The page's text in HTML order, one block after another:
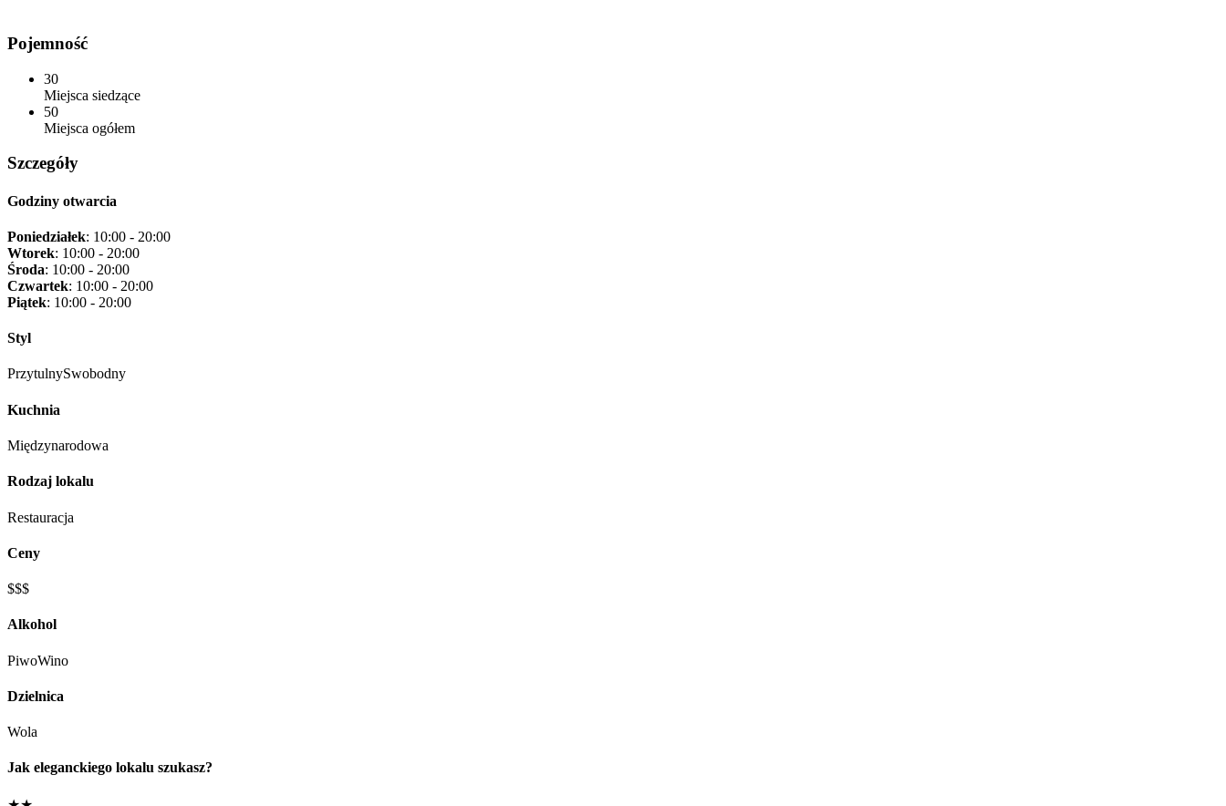
Pojemność
30
Miejsca siedzące
50
Miejsca ogółem
Szczegóły
Godziny otwarcia
Poniedziałek: 10:00 - 20:00
Wtorek: 10:00 - 20:00
Środa: 10:00 - 20:00
Czwartek: 10:00 - 20:00
Piątek: 10:00 - 20:00
Styl
PrzytulnySwobodny
Kuchnia
Międzynarodowa
Rodzaj lokalu
Restauracja
Ceny
$$$
Alkohol
PiwoWino
Dzielnica
Wola
Jak eleganckiego lokalu szukasz?